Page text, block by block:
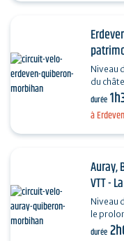
à Erdeven
Niveau
du
durée
Auray,
VTT -
Niveau
le
durée